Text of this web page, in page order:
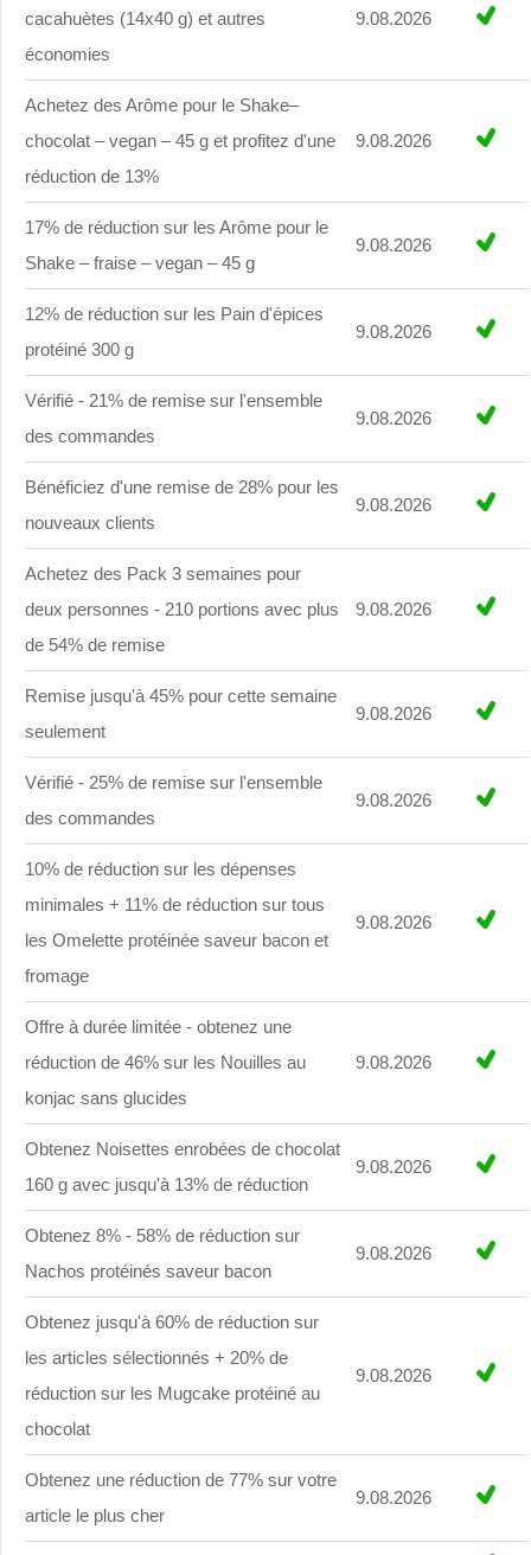
cacahuètes (14x40 g) et autres
économies
9.08.2026
Achetez des Arôme pour le Shake–
chocolat – vegan – 45 g et profitez d'une
réduction de 13%
9.08.2026
17% de réduction sur les Arôme pour le
Shake – fraise – vegan – 45 g
9.08.2026
12% de réduction sur les Pain d'épices
protéiné 300 g
9.08.2026
Vérifié - 21% de remise sur l'ensemble
des commandes
9.08.2026
Bénéficiez d'une remise de 28% pour les
nouveaux clients
9.08.2026
Achetez des Pack 3 semaines pour
deux personnes - 210 portions avec plus
de 54% de remise
9.08.2026
Remise jusqu'à 45% pour cette semaine
seulement
9.08.2026
Vérifié - 25% de remise sur l'ensemble
des commandes
9.08.2026
10% de réduction sur les dépenses
minimales + 11% de réduction sur tous
les Omelette protéinée saveur bacon et
fromage
9.08.2026
Offre à durée limitée - obtenez une
réduction de 46% sur les Nouilles au
konjac sans glucides
9.08.2026
Obtenez Noisettes enrobées de chocolat
160 g avec jusqu'à 13% de réduction
9.08.2026
Obtenez 8% - 58% de réduction sur
Nachos protéinés saveur bacon
9.08.2026
Obtenez jusqu'à 60% de réduction sur
les articles sélectionnés + 20% de
réduction sur les Mugcake protéiné au
chocolat
9.08.2026
Obtenez une réduction de 77% sur votre
article le plus cher
9.08.2026